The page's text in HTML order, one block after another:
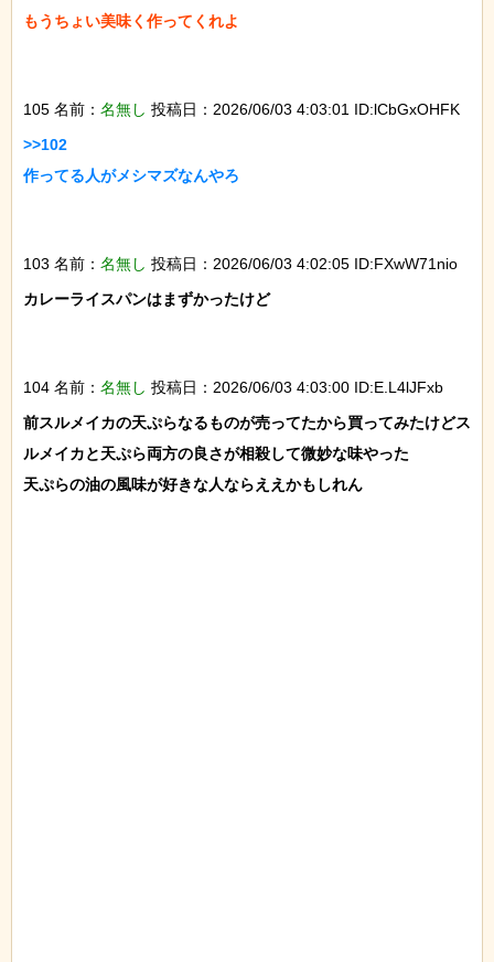
もうちょい美味く作ってくれよ
105 名前： 名無し 投稿日：2026/06/03 4:03:01 ID:lCbGxOHFK
>>102
作ってる人がメシマズなんやろ
103 名前： 名無し 投稿日：2026/06/03 4:02:05 ID:FXwW71nio
カレーライスパンはまずかったけど
104 名前： 名無し 投稿日：2026/06/03 4:03:00 ID:E.L4lJFxb
前スルメイカの天ぷらなるものが売ってたから買ってみたけどス
ルメイカと天ぷら両方の良さが相殺して微妙な味やった
天ぷらの油の風味が好きな人ならええかもしれん